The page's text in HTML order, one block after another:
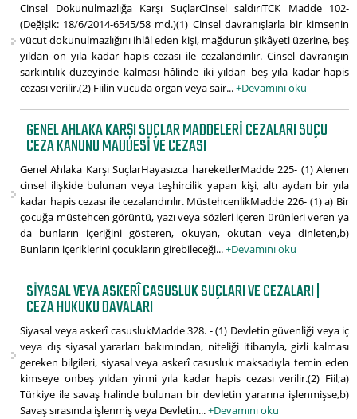
Cinsel Dokunulmazlığa Karşı SuçlarCinsel saldırıTCK Madde 102-
(Değişik: 18/6/2014-6545/58 md.)(1) Cinsel davranışlarla bir kimsenin
vücut dokunulmazlığını ihlâl eden kişi, mağdurun şikâyeti üzerine, beş
yıldan on yıla kadar hapis cezası ile cezalandırılır. Cinsel davranışın
sarkıntılık düzeyinde kalması hâlinde iki yıldan beş yıla kadar hapis
cezası verilir.(2) Fiilin vücuda organ veya sair...+Devamını oku
GENEL AHLAKA KARŞI SUÇLAR MADDELERI CEZALARI SUÇU
CEZA KANUNU MADDESI VE CEZASI
Genel Ahlaka Karşı SuçlarHayasızca hareketlerMadde 225- (1) Alenen
cinsel ilişkide bulunan veya teşhircilik yapan kişi, altı aydan bir yıla
kadar hapis cezası ile cezalandırılır. MüstehcenlikMadde 226- (1) a) Bir
çocuğa müstehcen görüntü, yazı veya sözleri içeren ürünleri veren ya
da bunların içeriğini gösteren, okuyan, okutan veya dinleten,b)
Bunların içeriklerini çocukların girebileceği...+Devamını oku
SIYASAL VEYA ASKERÎ CASUSLUK SUÇLARI VE CEZALARI |
CEZA HUKUKU DAVALARI
Siyasal veya askerî casuslukMadde 328. - (1) Devletin güvenliği veya iç
veya dış siyasal yararları bakımından, niteliği itibarıyla, gizli kalması
gereken bilgileri, siyasal veya askerî casusluk maksadıyla temin eden
kimseye onbeş yıldan yirmi yıla kadar hapis cezası verilir.(2) Fiil;a)
Türkiye ile savaş halinde bulunan bir devletin yararına işlenmişse,b)
Savaş sırasında işlenmiş veya Devletin...+Devamını oku